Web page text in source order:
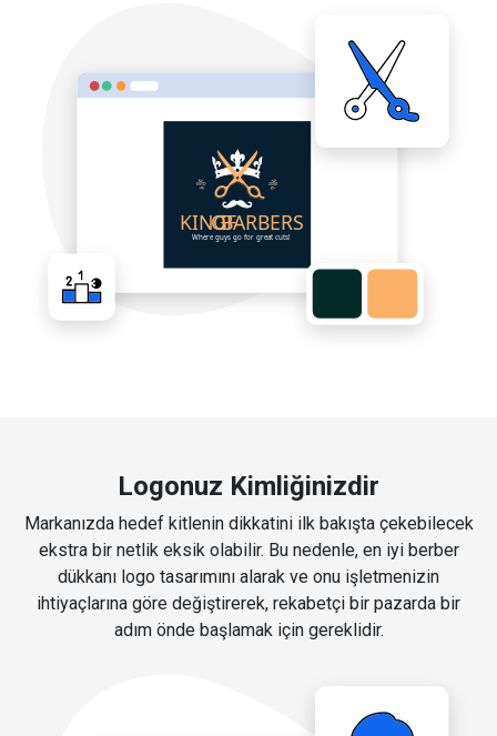
Logonuz Kimliğinizdir
Markanızda hedef kitlenin dikkatini ilk bakışta çekebilecek
ekstra bir netlik eksik olabilir. Bu nedenle, en iyi berber
dükkanı logo tasarımını alarak ve onu işletmenizin
ihtiyaçlarına göre değiştirerek, rekabetçi bir pazarda bir
adım önde başlamak için gereklidir.